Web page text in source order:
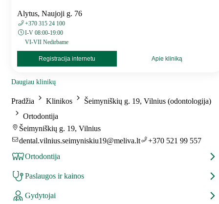
Alytus, Naujoji g. 76
+370 315 24 100
I-V 08:00-19:00
VI-VII Nedirbame
Registracija internetu Apie kliniką
Daugiau klinikų
Pradžia Klinikos
Šeimyniškių g. 19, Vilnius (odontologija)
Ortodontija
Šeimyniškių g. 19, Vilnius
dental.vilnius.seimyniskiu19@meliva.lt
+370 521 99 557
Ortodontija
Paslaugos ir kainos
Gydytojai